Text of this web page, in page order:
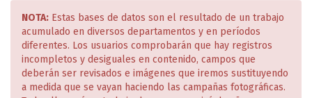
NOTA: Estas bases de datos son el resultado de un trabajo
acumulado en diversos departamentos y en períodos
diferentes. Los usuarios comprobarán que hay registros
incompletos y desiguales en contenido, campos que
deberán ser revisados e imágenes que iremos sustituyendo
a medida que se vayan haciendo las campañas fotográficas.